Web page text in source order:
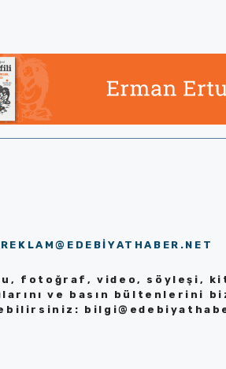
REKLAM@EDEBIYATHABER.NET
fotoğraf, video, söyleşi,
ve basın bültenlerini